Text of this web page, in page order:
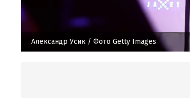
Александр Усик / Фото Getty Images